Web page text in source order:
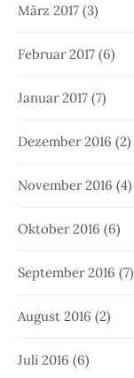
März 2017 (3)
Februar 2017 (6)
Januar 2017 (7)
Dezember 2016 (2)
November 2016 (4)
Oktober 2016 (6)
September 2016 (7)
August 2016 (2)
Juli 2016 (6)